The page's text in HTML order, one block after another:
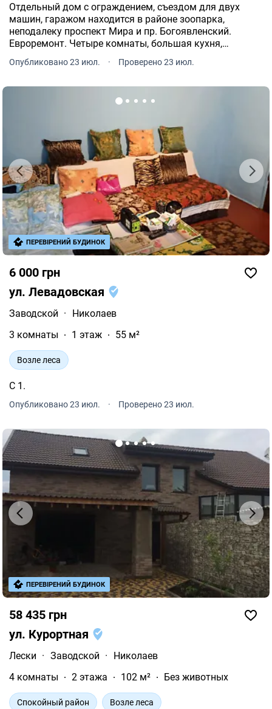
Отдельный дом с ограждением, съездом для двух
машин, гаражом находится в районе зоопарка,
неподалеку проспект Мира и пр. Богоявленский.
Евроремонт. Четыре комнаты, большая кухня,
двухконтурный газовый котел, четыре кондиционера,
действующий камин. Мебель, техника. Два санузла.
Опубликовано 23 июл. · Проверено 23 июл.
6 000 грн
ул. Левадовская
Заводской ·
Николаев
3 комнаты
1 этаж 55 м²
Возле леса
С 1.
Опубликовано 23 июл. · Проверено 23 июл.
ПЕРЕВІРЕНИЙ БУДИНОК
58 435 грн
ул. Курортная
Лески · Заводской ·
Николаев
4 комнаты
2 этажа 102 м² Без животных
Спокойный район Возле леса
ПЕРЕВІРЕНИЙ БУДИНОК